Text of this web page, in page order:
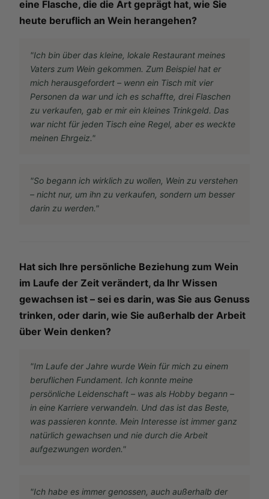
eine Flasche, die die Art geprägt hat, wie Sie
heute beruflich an Wein herangehen?
"Ich bin über das kleine, lokale Restaurant meines
Vaters zum Wein gekommen. Zum Beispiel hat er
mich herausgefordert – wenn ein Tisch mit vier
Personen da war und ich es schaffte, drei Flaschen
zu verkaufen, gab er mir ein kleines Trinkgeld. Das
war nicht für jeden Tisch eine Regel, aber es weckte
meinen Ehrgeiz."
"So begann ich wirklich zu wollen, Wein zu verstehen
– nicht nur, um ihn zu verkaufen, sondern um besser
darin zu werden."
Hat sich Ihre persönliche Beziehung zum Wein
im Laufe der Zeit verändert, da Ihr Wissen
gewachsen ist – sei es darin, was Sie aus Genuss
trinken, oder darin, wie Sie außerhalb der Arbeit
über Wein denken?
"Im Laufe der Jahre wurde Wein für mich zu einem
beruflichen Fundament. Ich konnte meine
persönliche Leidenschaft – was als Hobby begann –
in eine Karriere verwandeln. Und das ist das Beste,
was passieren konnte. Mein Interesse ist immer ganz
natürlich gewachsen und nie durch die Arbeit
aufgezwungen worden."
"Ich habe es immer genossen, auch außerhalb der